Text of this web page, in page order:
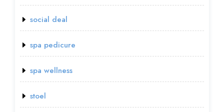
social deal
spa pedicure
spa wellness
stoel